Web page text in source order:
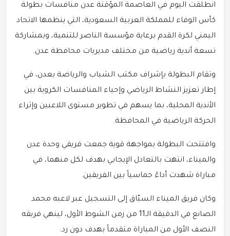
انطلقت اليوم في العاصمة المؤقتة عدن منافسات بطولة
كأس الوفاء للمملكة العربية السعودية، التي ينظمها الاتحاد
اليمني لكرة القدم برعاية مؤسسة الناصر للتنمية، وبمشاركة
تسعة أندية رياضية من مختلف مديريات محافظة عدن.
وتقام البطولة بإشراف مكتب الشباب والرياضة بعدن، في
إطار تعزيز النشاط الرياضي وإحياء المنافسات الكروية بين
الأندية المحلية، بما يسهم في تطوير مستوى اللاعبين وإثراء
الحركة الرياضية في المحافظة.
وافتتحت البطولة بمواجهة قوية جمعت فريقي وحدة عدن
والميناء، انتهت بالتعادل الإيجابي بهدف لكل منهما، في
مباراة شهدت أداءً حماسياً بين الفريقين.
وكان فريق الميناء السبّاق إلى التسجيل عبر لاعبه محمد
الصانع في الدقيقة الـ11 من زمن الشوط الأول، لينهي فريقه
النصف الأول من المباراة متقدماً بهدف دون رد.